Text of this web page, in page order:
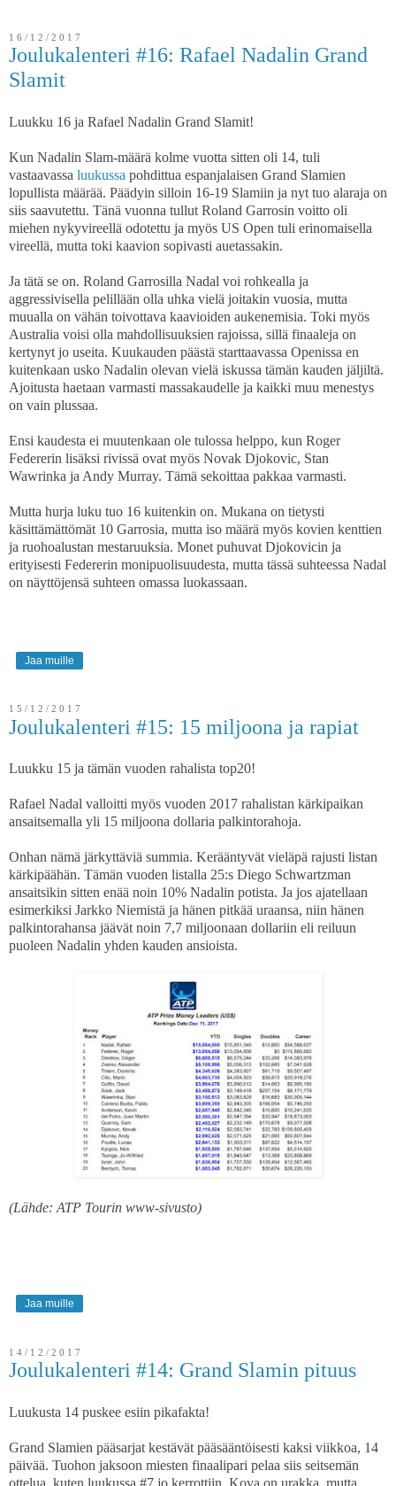
16/12/2017
Joulukalenteri #16: Rafael Nadalin Grand
Slamit
Luukku 16 ja Rafael Nadalin Grand Slamit!
Kun Nadalin Slam-määrä kolme vuotta sitten oli 14, tuli
vastaavassa luukussa pohdittua espanjalaisen Grand Slamien
lopullista määrää. Päädyin silloin 16-19 Slamiin ja nyt tuo alaraja on
siis saavutettu. Tänä vuonna tullut Roland Garrosin voitto oli
miehen nykyvireellä odotettu ja myös US Open tuli erinomaisella
vireellä, mutta toki kaavion sopivasti auetassakin.
Ja tätä se on. Roland Garrosilla Nadal voi rohkealla ja
aggressivisella pelillään olla uhka vielä joitakin vuosia, mutta
muualla on vähän toivottava kaavioiden aukenemisia. Toki myös
Australia voisi olla mahdollisuuksien rajoissa, sillä finaaleja on
kertynyt jo useita. Kuukauden päästä starttaavassa Openissa en
kuitenkaan usko Nadalin olevan vielä iskussa tämän kauden jäljiltä.
Ajoitusta haetaan varmasti massakaudelle ja kaikki muu menestys
on vain plussaa.
Ensi kaudesta ei muutenkaan ole tulossa helppo, kun Roger
Federerin lisäksi rivissä ovat myös Novak Djokovic, Stan
Wawrinka ja Andy Murray. Tämä sekoittaa pakkaa varmasti.
Mutta hurja luku tuo 16 kuitenkin on. Mukana on tietysti
käsittämättömät 10 Garrosia, mutta iso määrä myös kovien kenttien
ja ruohoalustan mestaruuksia. Monet puhuvat Djokovicin ja
erityisesti Federerin monipuolisuudesta, mutta tässä suhteessa Nadal
on näyttöjensä suhteen omassa luokassaan.
Jaa muille
15/12/2017
Joulukalenteri #15: 15 miljoona ja rapiat
Luukku 15 ja tämän vuoden rahalista top20!
Rafael Nadal valloitti myös vuoden 2017 rahalistan kärkipaikan
ansaitsemalla yli 15 miljoona dollaria palkintorahoja.
Onhan nämä järkyttäviä summia. Kerääntyvät vieläpä rajusti listan
kärkipäähän. Tämän vuoden listalla 25:s Diego Schwartzman
ansaitsikin sitten enää noin 10% Nadalin potista. Ja jos ajatellaan
esimerkiksi Jarkko Niemistä ja hänen pitkää uraansa, niin hänen
palkintorahansa jäävät noin 7,7 miljoonaan dollariin eli reiluun
puoleen Nadalin yhden kauden ansioista.
(Lähde: ATP Tourin www-sivusto)
Jaa muille
14/12/2017
Joulukalenteri #14: Grand Slamin pituus
Luukusta 14 puskee esiin pikafakta!
Grand Slamien pääsarjat kestävät pääsääntöisesti kaksi viikkoa, 14
päivää. Tuohon jaksoon miesten finaalipari pelaa siis seitsemän
ottelua, kuten luukussa #7 jo kerrottiin. Kova on urakka, mutta